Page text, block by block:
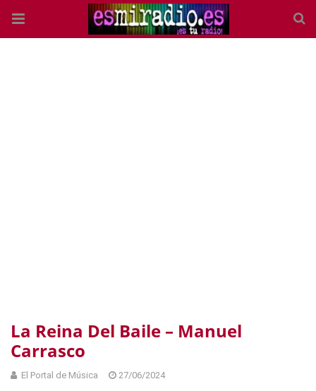
La Reina Del Baile – Manuel
Carrasco
El Portal de Música 27/06/2024